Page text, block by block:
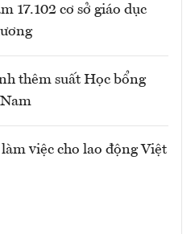
17.102 cơ sở giáo dục
thêm suất Học bổng
việc cho lao động Việt